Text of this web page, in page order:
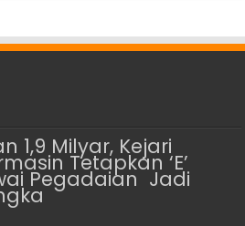
1,9 Milyar, Kejari
Tetapkan ‘E’
Pegadaian Jadi